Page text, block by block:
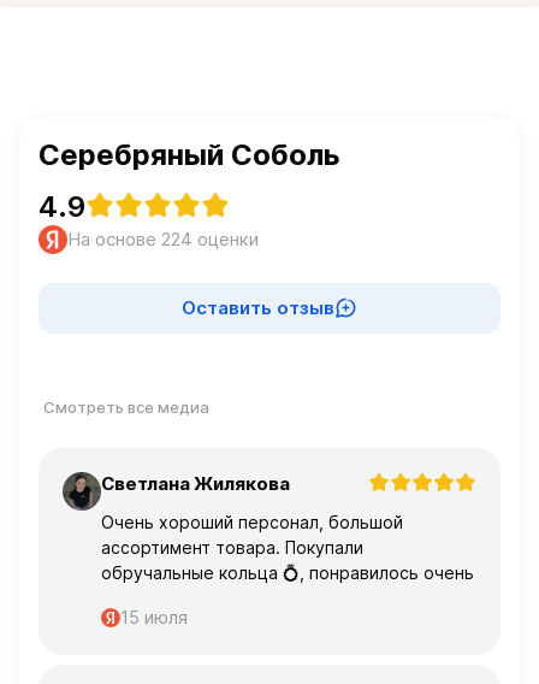
Серебряный Соболь
4.9
На основе 224 оценки
Оставить отзыв
Смотреть все медиа
С Светлана Жилякова
Очень хороший персонал, большой
ассортимент товара. Покупали
обручальные кольца 💍, понравилось очень
15 июля